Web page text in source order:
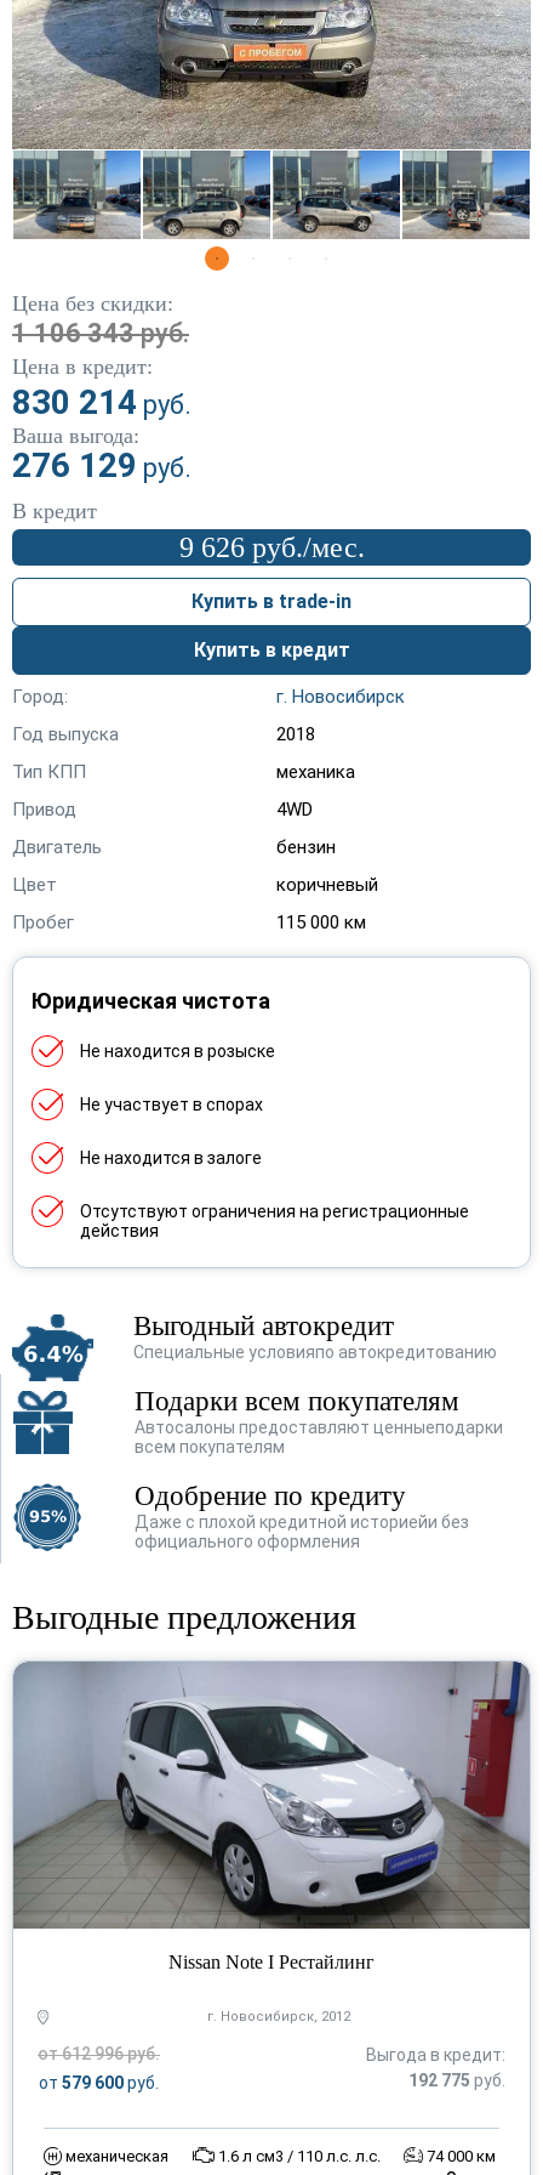
DW Hower (1)
Fiat (5)
Ford (304)
Geely (12)
Great Wall (79)
Hyundai
Infiniti
Kia
Land Rover
Mercedes-Benz
Mitsubishi
Nissan
Porsche
Ravon
Renault
Skoda
SsangYong
Subaru
Toyota
Volkswagen
Volvo (4)
Vortex
Лада (159)
УАЗ
Цена без скидки:
1 106 343руб.
Цена в кредит:
830 214 руб.
Ваша выгода:
276 129 руб.
В кредит
9 626 руб./мес.
Купить в trade-in
Купить в кредит
Город:
г. Новосибирск
Год выпуска
2018
Тип КПП
механика
Привод
4WD
Двигатель
бензин
Цвет
коричневый
Пробег
115 000 км
Юридическая чистота
Не находится в розыске
Не участвует в спорах
Не находится в залоге
Отсутствуют ограничения на регистрационные
действия
Выгодный автокредит
Специальные условияпо автокредитованию
Подарки всем покупателям
Автосалоны предоставляют ценныеподарки
всем покупателям
Одобрение по кредиту
Даже с плохой кредитной историейи без
официального оформления
Выгодные предложения
Nissan Note I Рестайлинг
г. Новосибирск, 2012
от 612 996 руб.
от 579 600руб.
Выгода в кредит:
192 775 руб.
механическая 1.6 л см3 / 110 л.с. л.с.
74 000 км